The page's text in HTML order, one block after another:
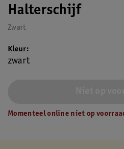
Halterschijf
Zwart
Kleur
zwart
Momenteel online niet op